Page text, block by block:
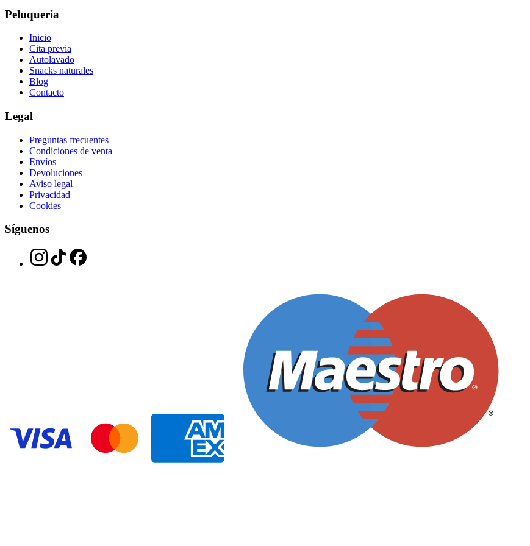
Peluquería
Inicio
Cita previa
Autolavado
Snacks naturales
Blog
Contacto
Legal
Preguntas frecuentes
Condiciones de venta
Envíos
Devoluciones
Aviso legal
Privacidad
Cookies
Síguenos